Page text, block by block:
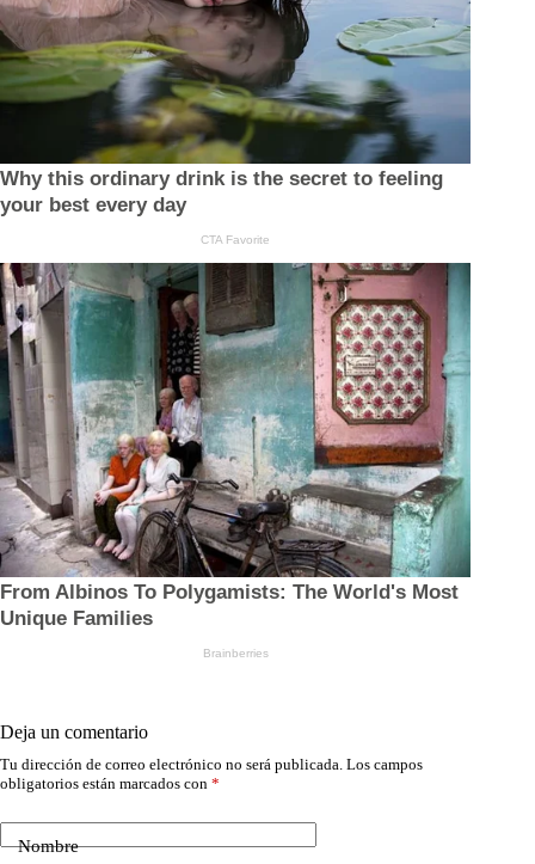
Deja un comentario
Tu dirección de correo electrónico no será publicada. Los campos
obligatorios están marcados con *
Nombre